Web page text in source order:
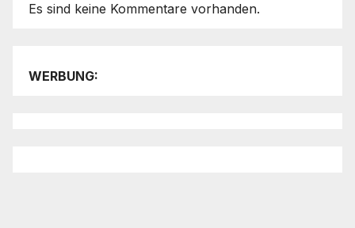
Es sind keine Kommentare vorhanden.
WERBUNG: